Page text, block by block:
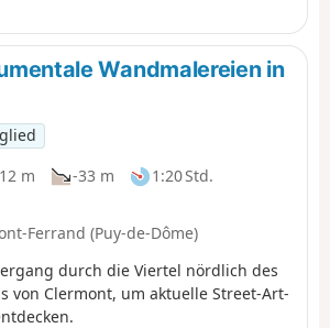
de Lassolas und
mit ihrem
um schließlich
See zu
Der Zugang zu
de la Vache
Bauarbeiten
2026 und Anfang
Der
ist zwischen
wegen
Wandmalereien in
m -33 m
1:20 Std.
Ferrand (Puy-de-Dôme)
durch die Viertel nördlich des
von Clermont, um aktuelle Street-Art-